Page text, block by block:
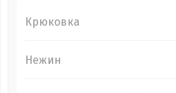
Крюковка
Нежин